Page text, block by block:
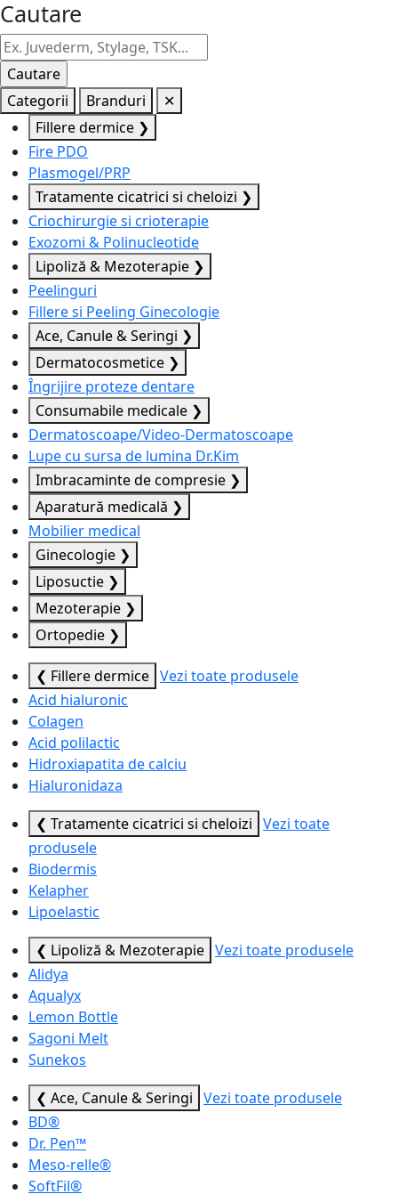
Cautare
Categorii Branduri
✕
Fillere dermice ❯
Fire PDO
Plasmogel/PRP
Tratamente cicatrici si cheloizi ❯
Criochirurgie si crioterapie
Exozomi & Polinucleotide
Lipoliză & Mezoterapie ❯
Peelinguri
Fillere si Peeling Ginecologie
Ace, Canule & Seringi ❯
Dermatocosmetice ❯
Îngrijire proteze dentare
Consumabile medicale ❯
Dermatoscoape/Video-Dermatoscoape
Lupe cu sursa de lumina Dr.Kim
Imbracaminte de compresie ❯
Aparatură medicală ❯
Mobilier medical
Ginecologie ❯
Liposuctie ❯
Mezoterapie ❯
Ortopedie ❯
❮ Fillere dermice Vezi toate produsele
Acid hialuronic
Colagen
Acid polilactic
Hidroxiapatita de calciu
Hialuronidaza
❮ Tratamente cicatrici si cheloizi Vezi toate
produsele
Biodermis
Kelapher
Lipoelastic
❮ Lipoliză & Mezoterapie Vezi toate produsele
Alidya
Aqualyx
Lemon Bottle
Sagoni Melt
Sunekos
❮ Ace, Canule & Seringi Vezi toate produsele
BD®
Dr. Pen™
Meso-relle®
SoftFil®